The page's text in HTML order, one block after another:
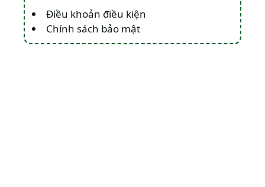
Điều khoản điều kiện
Chính sách bảo mật